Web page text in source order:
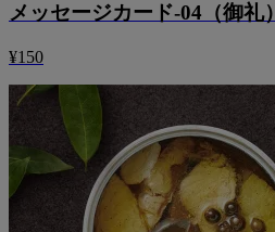
メッセージカード-04（御礼）
¥150